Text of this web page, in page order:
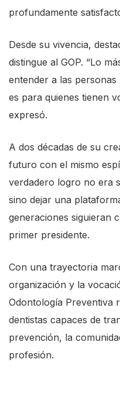
profundamente
Desde su vivencia,
distingue al GOP. “Lo
entender a las personas
es para quienes tienen
expresó.
A dos décadas de su
futuro con el mismo
verdadero logro no era
sino dejar una
generaciones siguieran
primer presidente.
Con una trayectoria
organización y la
Odontología Preventiva
dentistas capaces de
prevención, la
profesión.